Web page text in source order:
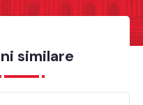
similare